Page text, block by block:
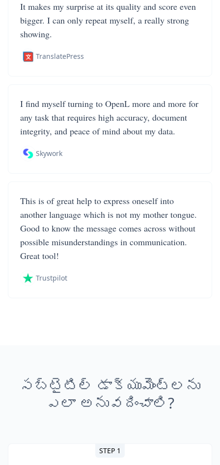
It makes my surprise at its quality and score even
bigger. I can only repeat myself, a really strong
showing.
TranslatePress
I find myself turning to OpenL more and more for
any task that requires high accuracy, document
integrity, and peace of mind about my data.
Skywork
This is of great help to express oneself into
another language which is not my mother tongue.
Good to know the message comes across without
possible misunderstandings in communication.
Great tool!
Trustpilot
సబ్‌టైటిల్ డాక్యుమెంట్లను
ఎలా అనువదించాలి?
STEP 1